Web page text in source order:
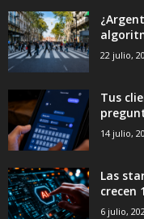
22 julio,
Tus
14 julio,
Las
crecen
6 julio,